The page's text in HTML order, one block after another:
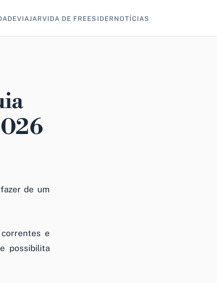
VIAJARVIDA DE FREESIDER NOTÍCIAS
de um
e
possibilita